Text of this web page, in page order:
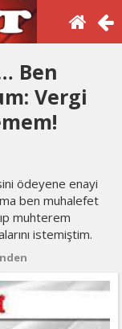
Ben
Vergi
ödeyene enayi
ben muhalefet
muhterem
istemiştim.